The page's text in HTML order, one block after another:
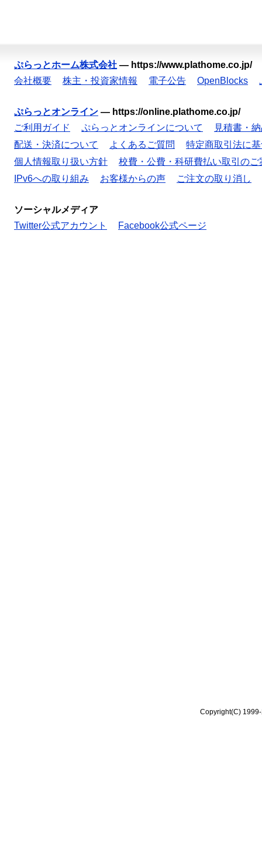
ぷらっとホーム株式会社 — https://www.plathome.co.jp/
会社概要
株主・投資家情報 電子公告 OpenBlocks
ぷらっとオンライン — https://online.plathome.co.jp/
ご利用ガイド
ぷらっとオンラインについて
見積書・
配送・決済について
よくあるご質問
特定商取引法に
個人情報取り扱い方針
校費・公費・科研費払い取引のご
IPv6への取り組み
お客様からの声 ご注文の取り消し
ソーシャルメディア
Twitter公式アカウント
Facebook公式ページ
Copyright(C)